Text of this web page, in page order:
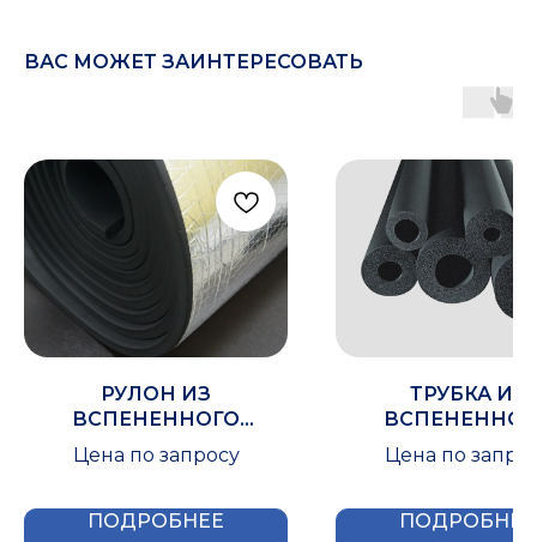
ВАС МОЖЕТ ЗАИНТЕРЕСОВАТЬ
РУЛОН ИЗ
ВСПЕНЕННОГО
КАУЧУКА IZOMIR СМ
09X1000
Цена по запросу
ПОДРОБНЕЕ
ТРУБКА ИЗ
КАУЧУКА IZOMIR
Цена по
ПОДРОБНЕЕ